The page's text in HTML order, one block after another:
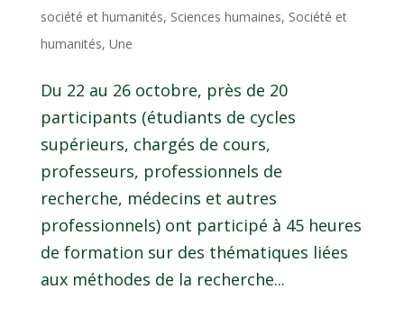
société et humanités, Sciences humaines, Société et
humanités, Une
Du 22 au 26 octobre, près de 20
participants (étudiants de cycles
supérieurs, chargés de cours,
professeurs, professionnels de
recherche, médecins et autres
professionnels) ont participé à 45 heures
de formation sur des thématiques liées
aux méthodes de la recherche...